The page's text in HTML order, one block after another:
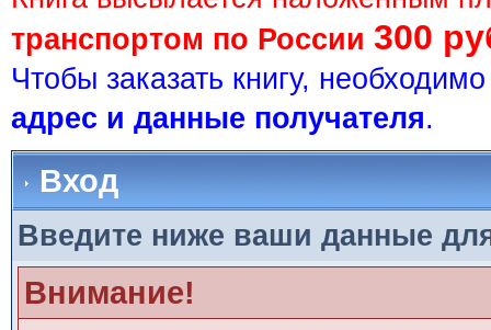
транспортом по России 300
Чтобы заказать книгу,
адрес и данные получателя.
Вход
Введите ниже ваши данные
Внимание!